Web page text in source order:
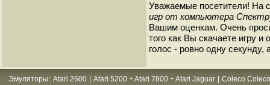
Уважаемые посетители! На
игр от компьютера
Вашим оценкам. Очень
того как Вы скачаете игру
голос - ровно одну
Эмуляторы : Atari 2600 Atari 5200 + Atari 7800 + Atari Jaguar
Coleco